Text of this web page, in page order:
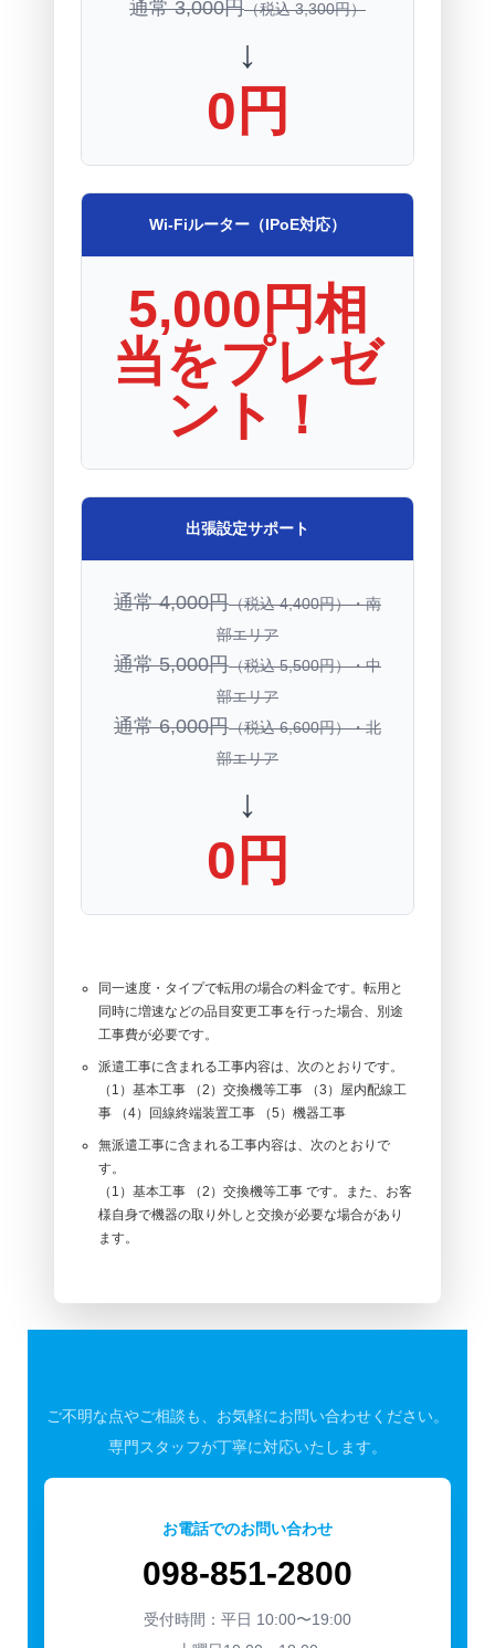
通常 3,000円（税込 3,300円）
↓
0円
Wi-Fiルーター（IPoE対応）
5,000円相
当をプレゼ
ント！
出張設定サポート
通常 4,000円（税込 4,400円）・南
部エリア
通常 5,000円（税込 5,500円）・中
部エリア
通常 6,000円（税込 6,600円）・北
部エリア
↓
0円
同一速度・タイプで転用の場合の料金です。転用と
同時に増速などの品目変更工事を行った場合、別途
工事費が必要です。
派遣工事に含まれる工事内容は、次のとおりです。
（1）基本工事 （2）交換機等工事 （3）屋内配線工
事 （4）回線終端装置工事 （5）機器工事
無派遣工事に含まれる工事内容は、次のとおりで
す。
（1）基本工事 （2）交換機等工事 です。また、お客
様自身で機器の取り外しと交換が必要な場合があり
ます。
ご不明な点やご相談も、お気軽にお問い合わせください。
専門スタッフが丁寧に対応いたします。
お電話でのお問い合わせ
098-851-2800
受付時間：平日 10:00〜19:00